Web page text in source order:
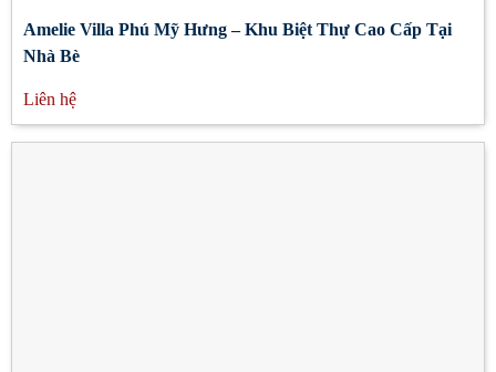
Amelie Villa Phú Mỹ Hưng – Khu Biệt Thự Cao Cấp Tại
Nhà Bè
Liên hệ